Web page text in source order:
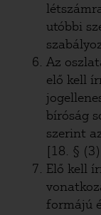
utóbbi
Az
elő kell
bíróság
szerint
[18. §
Elő kell
formájú